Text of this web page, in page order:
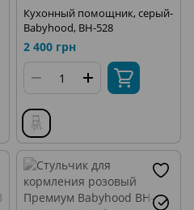
Кухонный помощник, серый-
Babyhood, BH-528
2 400 грн